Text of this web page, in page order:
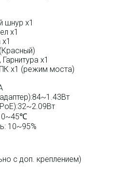
шнур x1
x1
x1
x1 (режим моста)
0~45℃
10~95%
с доп. креплением)